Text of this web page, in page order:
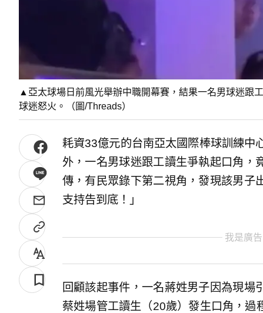
▲亞太球場日前風光舉辦中職開幕賽，結果一名男球迷跟
球迷怒火。（圖/Threads）
耗資33億元的台南亞太國際棒球訓練中
外，一名男球迷跟工讀生爭執起口角，
傳，有民眾錄下第二視角，發現該男子
支持告到底！」
我是廣
回顧該起事件，一名蔣姓男子因為現場
蔡姓場管工讀生（20歲）發生口角，過